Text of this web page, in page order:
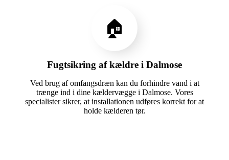
🏠
Fugtsikring af kældre i Dalmose
Ved brug af omfangsdræn kan du forhindre vand i at
trænge ind i dine kældervægge i Dalmose. Vores
specialister sikrer, at installationen udføres korrekt for at
holde kælderen tør.